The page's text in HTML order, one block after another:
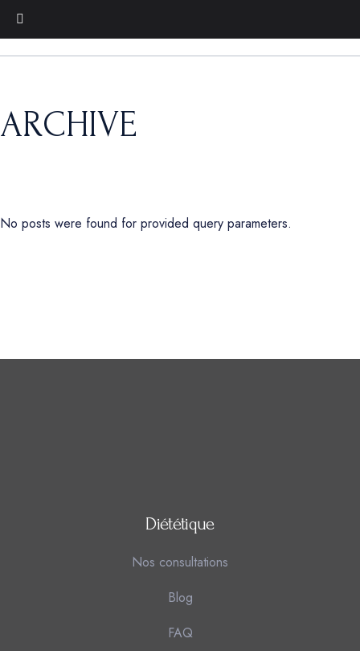
ARCHIVE
No posts were found for provided query parameters.
Diététique
Nos consultations
Blog
FAQ